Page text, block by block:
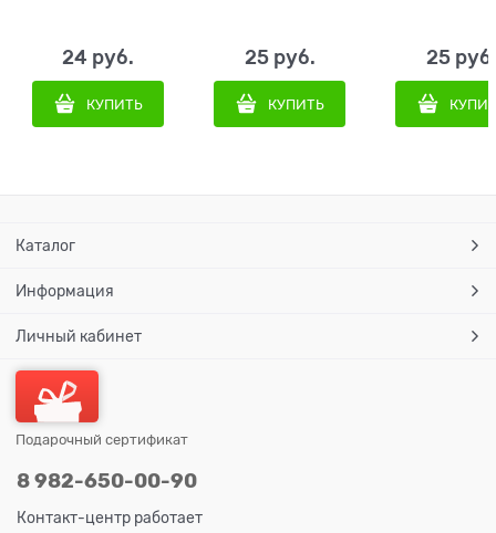
24 руб.
КУПИТЬ
25 руб.
КУПИТЬ
25 руб.
Каталог
Информация
Личный кабинет
Подарочный сертификат
8 982-650-00-90
Контакт-центр работает